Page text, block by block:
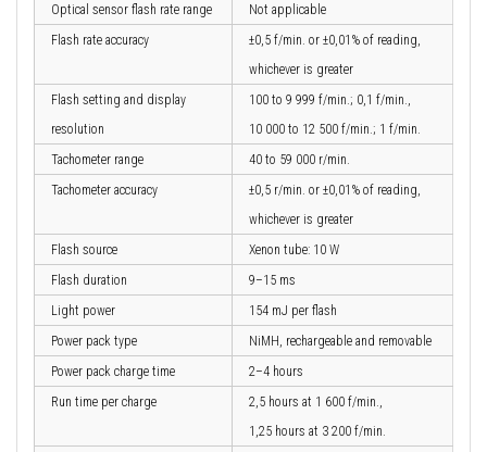
Optical sensor flash rate range
Not applicable
Flash rate accuracy
±0,5 f/min. or ±0,01% of reading,
whichever is greater
Flash setting and display
resolution
100 to 9 999 f/min.; 0,1 f/min.,
10 000 to 12 500 f/min.; 1 f/min.
Tachometer range
40 to 59 000 r/min.
Tachometer accuracy
±0,5 r/min. or ±0,01% of reading,
whichever is greater
Flash source
Xenon tube: 10 W
Flash duration
9–15 ms
Light power
154 mJ per flash
Power pack type
NiMH, rechargeable and removable
Power pack charge time
2–4 hours
Run time per charge
2,5 hours at 1 600 f/min.,
1,25 hours at 3 200 f/min.